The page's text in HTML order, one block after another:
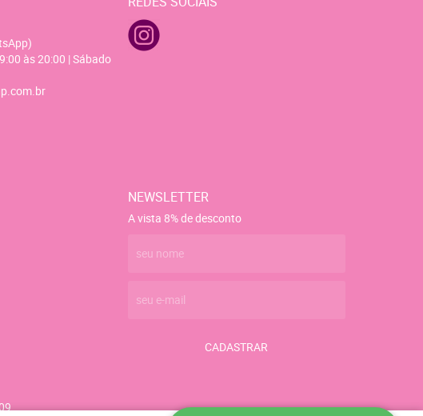
às 20:00 | Sábado
NEWSLETTER
A vista 8% de desconto
CADASTRAR